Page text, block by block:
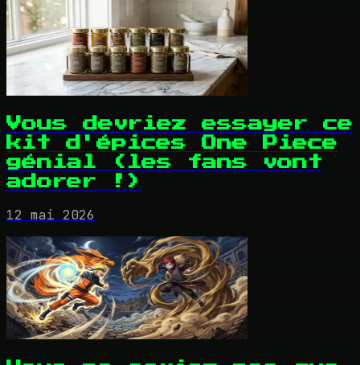
Vous devriez essayer ce
kit d'épices One Piece
génial (les fans vont
adorer !)
12 mai 2026